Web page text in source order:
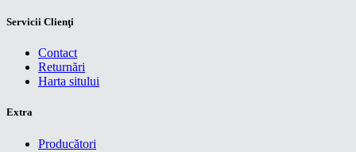
Servicii Clienţi
Contact
Returnări
Harta sitului
Extra
Producători